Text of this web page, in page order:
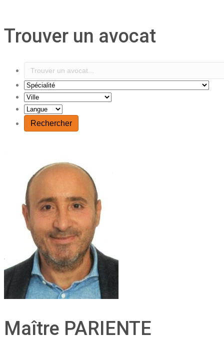
Trouver un avocat
Maître PARIENTE